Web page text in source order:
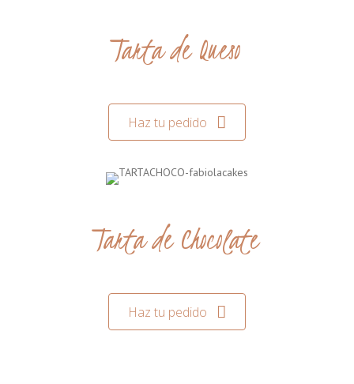
Tarta de Queso
Haz tu pedido
Tarta de Chocolate
Haz tu pedido